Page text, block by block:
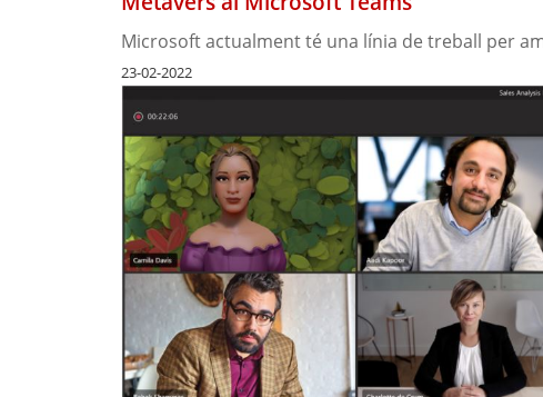
Microsoft actualment té una línia de treball per
23-02-2022